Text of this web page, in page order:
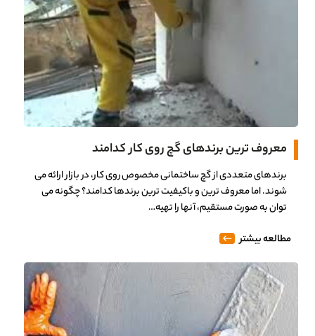
معروف ترین برندهای گچ روی کار کدامند
برندهای متعددی از گچ ساختمانی مخصوص روی کار، در بازار ارائه می
شوند. اما معروف ترین و باکیفیت ترین برندها کدامند؟ چگونه می
توان به صورت مستقیم، آنها را تهیه…
مطالعه بیشتر